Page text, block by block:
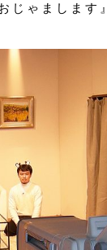
じゃまします